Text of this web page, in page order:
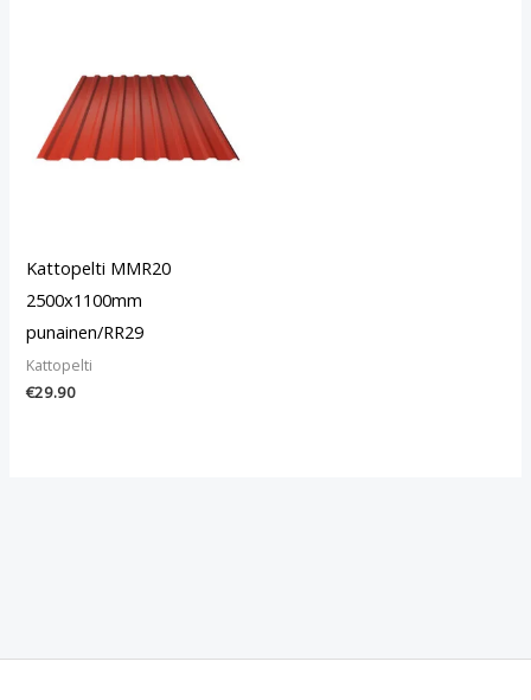
Kattopelti MMR20
2500x1100mm
punainen/RR29
Kattopelti
€29.90